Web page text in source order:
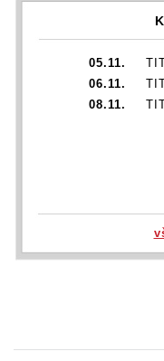
05.11.
06.11.
08.11.